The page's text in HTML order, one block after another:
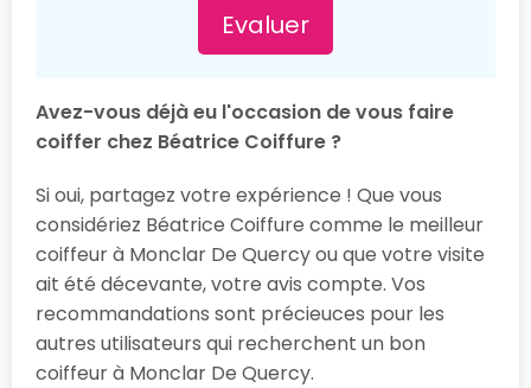
Evaluer
Avez-vous déjà eu l'occasion de vous faire
coiffer chez Béatrice Coiffure ?
Si oui, partagez votre expérience ! Que vous
considériez Béatrice Coiffure comme le meilleur
coiffeur à Monclar De Quercy ou que votre visite
ait été décevante, votre avis compte. Vos
recommandations sont précieuces pour les
autres utilisateurs qui recherchent un bon
coiffeur à Monclar De Quercy.